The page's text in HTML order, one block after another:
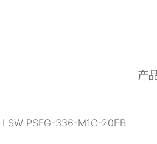
产
LSW PSFG-336-M1C-20EB